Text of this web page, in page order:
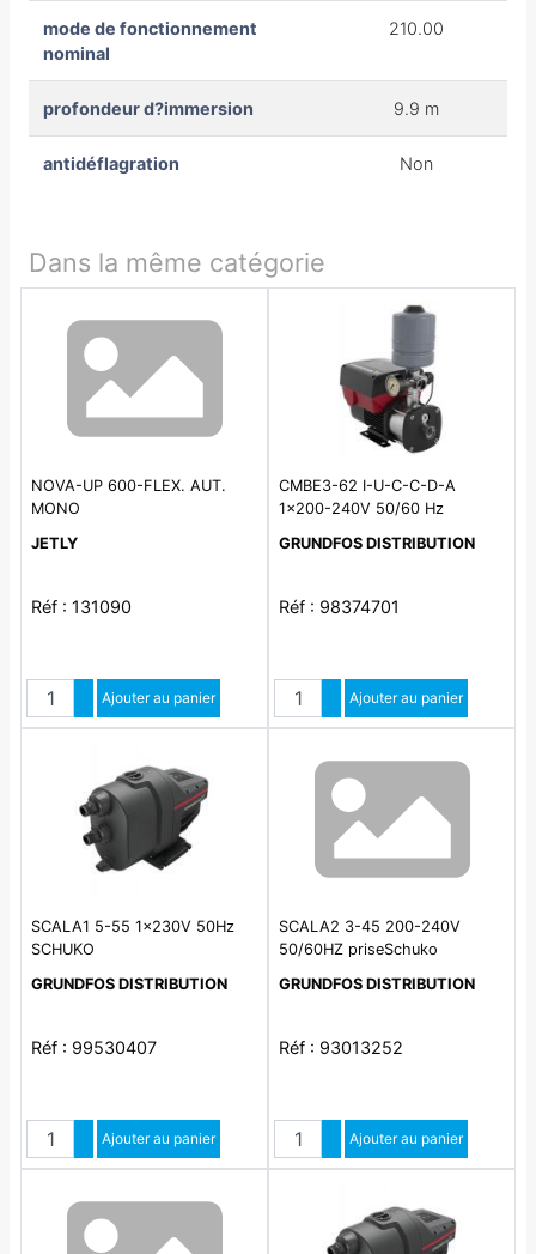
mode de fonctionnement
nominal
210.00
profondeur d?immersion 9.9 m
antidéflagration Non
Dans la même catégorie
NOVA-UP 600-FLEX. AUT.
MONO
JETLY
Réf : 131090
QuantitéAugmenter quantité
Diminuer quantité
Ajouter au panier
CMBE3-62 I-U-C-C-D-A
1x200-240V 50/60 Hz
GRUNDFOS DISTRIBUTION
Réf : 98374701
QuantitéAugmenter quantité
Diminuer quantité
Ajouter au panier
SCALA1 5-55 1x230V 50Hz
SCHUKO
GRUNDFOS DISTRIBUTION
Réf : 99530407
QuantitéAugmenter quantité
Diminuer quantité
Ajouter au panier
SCALA2 3-45 200-240V
50/60HZ priseSchuko
GRUNDFOS DISTRIBUTION
Réf : 93013252
QuantitéAugmenter quantité
Diminuer quantité
Ajouter au panier